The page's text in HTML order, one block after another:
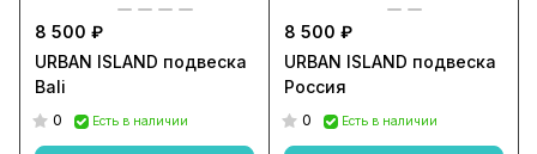
8 500 ₽
URBAN ISLAND подвеска
Bali
0 Есть в наличии
8 500 ₽
URBAN ISLAND подвеска
Россия
0 Есть в наличии